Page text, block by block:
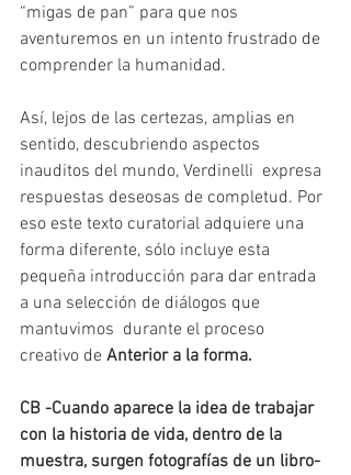
“migas de pan” para que nos
aventuremos en un intento frustrado de
comprender la humanidad.
Así, lejos de las certezas, amplias en
sentido, descubriendo aspectos
inauditos del mundo, Verdinelli  expresa
respuestas deseosas de completud. Por
eso este texto curatorial adquiere una
forma diferente, sólo incluye esta
pequeña introducción para dar entrada
a una selección de diálogos que
mantuvimos  durante el proceso
creativo de Anterior a la forma.
CB -Cuando aparece la idea de trabajar
con la historia de vida, dentro de la
muestra, surgen fotografías de un libro-